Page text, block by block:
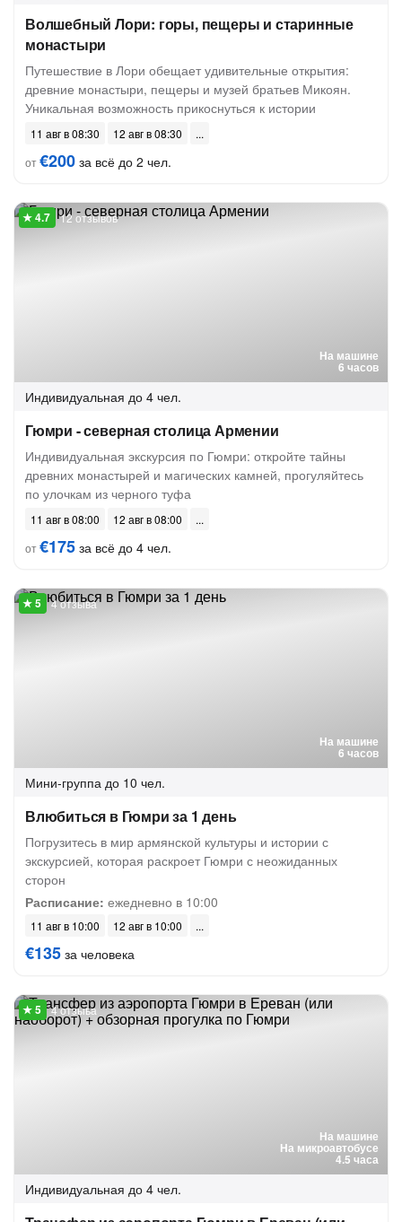
Волшебный Лори: горы, пещеры и старинные
монастыри
Путешествие в Лори обещает удивительные открытия:
древние монастыри, пещеры и музей братьев Микоян.
Уникальная возможность прикоснуться к истории
11 авг в 08:30
12 авг в 08:30
от€200 за всё до 2 чел.
На машине
6 часов
12 отзывов
Индивидуальная до 4 чел.
Гюмри - северная столица Армении
Индивидуальная экскурсия по Гюмри: откройте тайны
древних монастырей и магических камней, прогуляйтесь
по улочкам из черного туфа
11 авг в 08:00
12 авг в 08:00
от€175 за всё до 4 чел.
На машине
6 часов
4 отзыва
Мини-группа до 10 чел.
Влюбиться в Гюмри за 1 день
Погрузитесь в мир армянской культуры и истории с
экскурсией, которая раскроет Гюмри с неожиданных
сторон
Расписание: ежедневно в 10:00
11 авг в 10:00 12 авг в 10:00
€135 за человека
На машине
На микроавтобусе
4.5 часа
4 отзыва
Индивидуальная до 4 чел.